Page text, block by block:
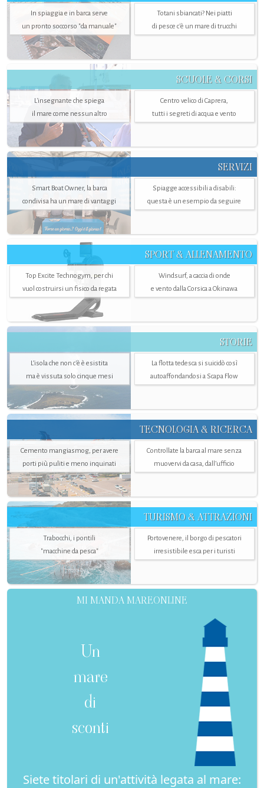
In spiaggia e in barca serve
un pronto soccorso "da manuale"
Totani sbiancati? Nei piatti
di pesce c'è un mare di trucchi
SCUOLE & CORSI
L'insegnante che spiega
il mare come nessun altro
Centro velico di Caprera,
tutti i segreti di acqua e vento
SERVIZI
Smart Boat Owner, la barca
condivisa ha un mare di vantaggi
Spiagge accessibili a disabili:
questa è un esempio da seguire
SPORT & ALLENAMENTO
Top Excite Technogym, per chi
vuol costruirsi un fisico da regata
Windsurf, a caccia di onde
e vento dalla Corsica a Okinawa
STORIE
L’isola che non c'è è esistita
ma è vissuta solo cinque mesi
La flotta tedesca si suicidò così
autoaffondandosi a Scapa Flow
TECNOLOGIA & RICERCA
Cemento mangiasmog, per avere
porti più puliti e meno inquinati
Controllate la barca al mare senza
muovervi da casa, dall’ufficio
TURISMO & ATTRAZIONI
Trabocchi, i pontili
"macchine da pesca"
Portovenere, il borgo di pescatori
irresistibile esca per i turisti
MI MANDA MAREONLINE
Un
mare
di
sconti
Siete titolari di un'attività legata al mare: